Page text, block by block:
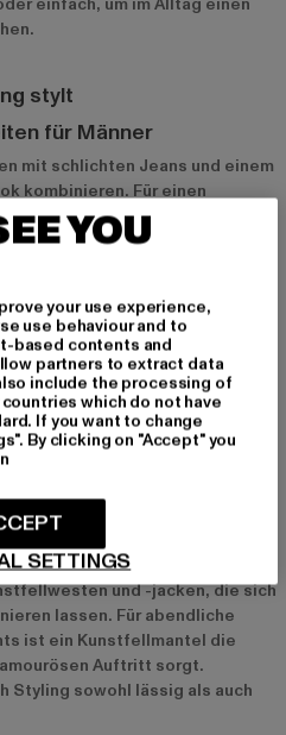
einfach, um im Alltag einen
stylt
für Männer
mit schlichten Jeans und einem
kombinieren. Für einen
in Kombination
Sneakers oder
für Frauen
Kunstfellkleidung zu
einem Langarmkleid und
Herbstlook.
zu Skinny Jeans und High
lässig zu Leggings und
und -jacken, die sich
lassen. Für abendliche
ist ein Kunstfellmantel die
Auftritt sorgt.
Styling sowohl lässig als auch
YOU
your use experience,
use behaviour and to
based contents and
partners to extract data
include the processing of
which do not have
If you want to change
By clicking on "Accept" you
SETTINGS